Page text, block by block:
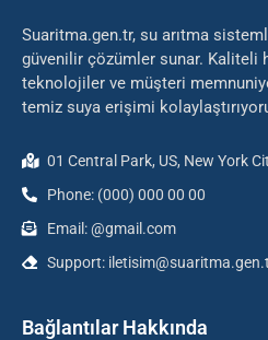
Suaritma.gen.tr, su arıtma
güvenilir çözümler sunar. Kaliteli
teknolojiler ve müşteri
temiz suya erişimi
01 Central Park, US, New York
Phone: (000) 000 00 00
Email: @gmail.com
Support:
Bağlantılar Hakkında